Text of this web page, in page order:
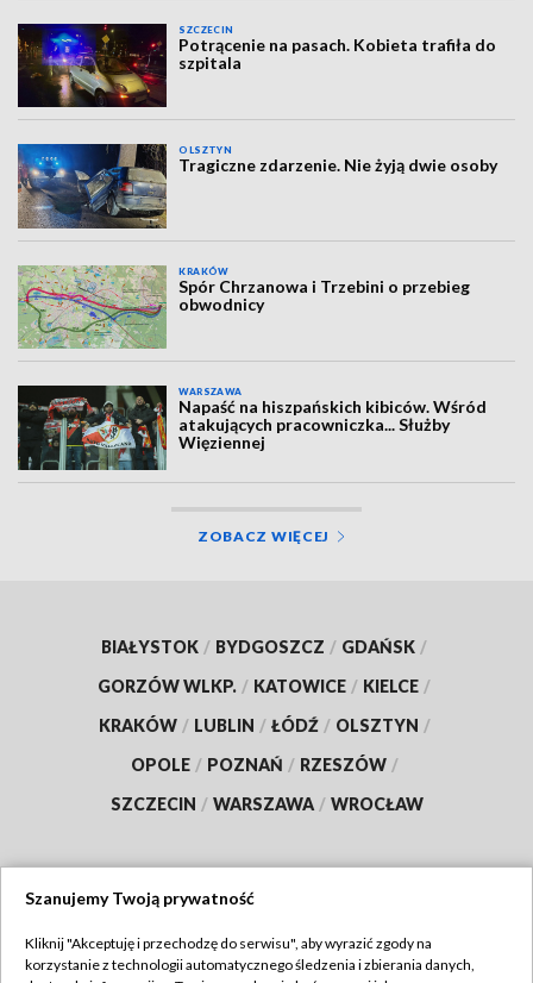
SZCZECIN
Potrącenie na pasach. Kobieta trafiła do
szpitala
OLSZTYN
Tragiczne zdarzenie. Nie żyją dwie osoby
KRAKÓW
Spór Chrzanowa i Trzebini o przebieg
obwodnicy
WARSZAWA
Napaść na hiszpańskich kibiców. Wśród
atakujących pracowniczka... Służby
Więziennej
ZOBACZ WIĘCEJ
BIAŁYSTOK / BYDGOSZCZ / GDAŃSK /
GORZÓW WLKP. / KATOWICE / KIELCE /
KRAKÓW / LUBLIN / ŁÓDŹ / OLSZTYN /
OPOLE / POZNAŃ / RZESZÓW /
SZCZECIN / WARSZAWA / WROCŁAW
TVP
Szanujemy Twoją prywatność
Kliknij "Akceptuję i przechodzę do serwisu", aby wyrazić zgody na
korzystanie z technologii automatycznego śledzenia i zbierania danych,